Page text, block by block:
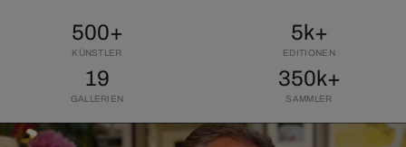
500+
KÜNSTLER
5k+
EDITIONEN
19
GALLERIEN
350k+
SAMMLER